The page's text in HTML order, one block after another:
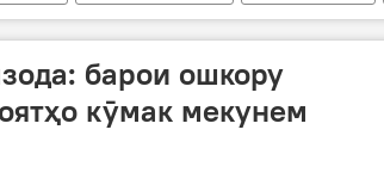
Эмомалӣ Раҳмон
барои ошкору
кӯмак мекунем